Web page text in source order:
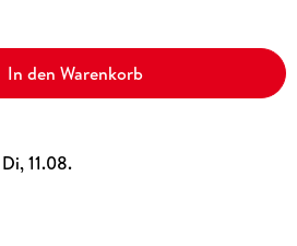
In den Warenkorb
11.08.